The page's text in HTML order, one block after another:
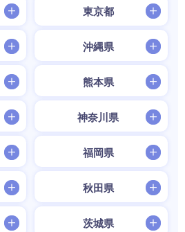
東京都
沖縄県
熊本県
神奈川県
福岡県
秋田県
茨城県